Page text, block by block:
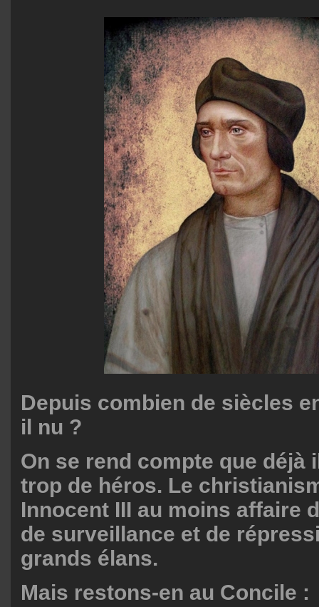
Depuis combien de siècles
il nu ?
On se rend compte que déjà
trop de héros. Le
Innocent III au moins affaire
de surveillance et de
grands élans.
Mais restons-en au Concile :